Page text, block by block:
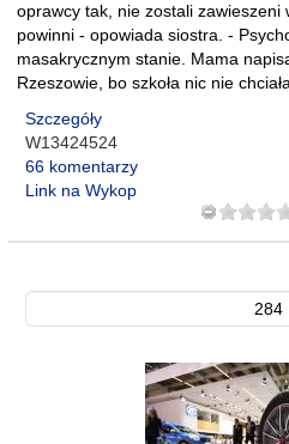
oprawcy tak, nie zostali zawieszeni
powinni - opowiada siostra. -
masakrycznym stanie. Mama
Rzeszowie, bo szkoła nic nie
Szczegóły
W13424524
66 komentarzy
Link na Wykop
284